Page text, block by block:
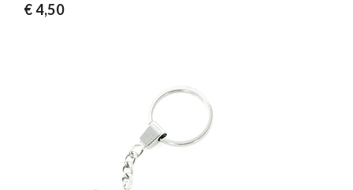
€ 4,50